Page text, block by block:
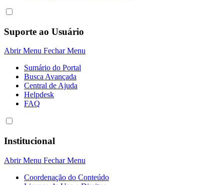
Suporte ao Usuário
Abrir Menu Fechar Menu
Sumário do Portal
Busca Avançada
Central de Ajuda
Helpdesk
FAQ
Institucional
Abrir Menu Fechar Menu
Coordenação do Conteúdo